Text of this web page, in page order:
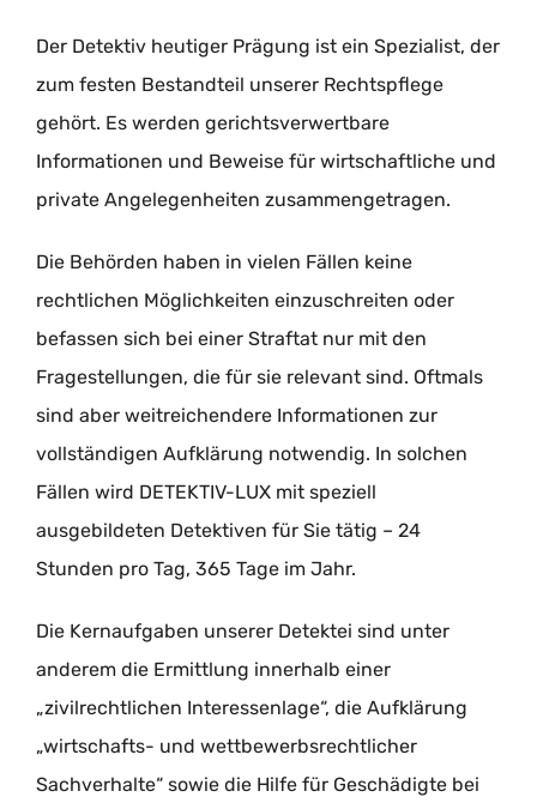
Der Detektiv heutiger Prägung ist ein Spezialist, der
zum festen Bestandteil unserer Rechtspflege
gehört. Es werden gerichtsverwertbare
Informationen und Beweise für wirtschaftliche und
private Angelegenheiten zusammengetragen.
Die Behörden haben in vielen Fällen keine
rechtlichen Möglichkeiten einzuschreiten oder
befassen sich bei einer Straftat nur mit den
Fragestellungen, die für sie relevant sind. Oftmals
sind aber weitreichendere Informationen zur
vollständigen Aufklärung notwendig. In solchen
Fällen wird DETEKTIV-LUX mit speziell
ausgebildeten Detektiven für Sie tätig – 24
Stunden pro Tag, 365 Tage im Jahr.
Die Kernaufgaben unserer Detektei sind unter
anderem die Ermittlung innerhalb einer
„zivilrechtlichen Interessenlage“, die Aufklärung
„wirtschafts- und wettbewerbsrechtlicher
Sachverhalte“ sowie die Hilfe für Geschädigte bei